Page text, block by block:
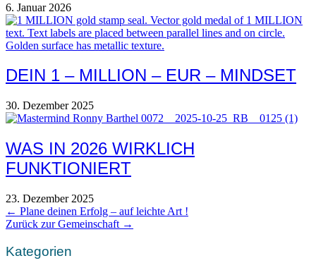
6. Januar 2026
DEIN 1 – MILLION – EUR – MINDSET
30. Dezember 2025
WAS IN 2026 WIRKLICH
FUNKTIONIERT
23. Dezember 2025
POSTS
NAVIGATION
← Plane deinen Erfolg – auf leichte Art !
Zurück zur Gemeinschaft →
Kategorien